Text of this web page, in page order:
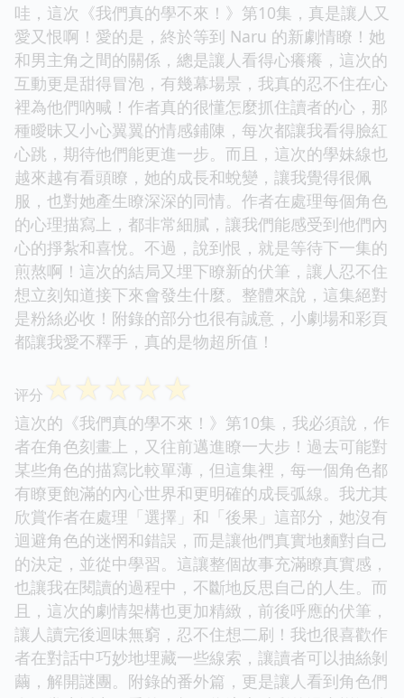
哇，這次《我們真的學不來！》第10集，真是讓人又
愛又恨啊！愛的是，終於等到 Naru 的新劇情瞭！她
和男主角之間的關係，總是讓人看得心癢癢，這次的
互動更是甜得冒泡，有幾幕場景，我真的忍不住在心
裡為他們吶喊！作者真的很懂怎麼抓住讀者的心，那
種曖昧又小心翼翼的情感鋪陳，每次都讓我看得臉紅
心跳，期待他們能更進一步。而且，這次的學妹線也
越來越有看頭瞭，她的成長和蛻變，讓我覺得很佩
服，也對她產生瞭深深的同情。作者在處理每個角色
的心理描寫上，都非常細膩，讓我們能感受到他們內
心的掙紮和喜悅。不過，說到恨，就是等待下一集的
煎熬啊！這次的結局又埋下瞭新的伏筆，讓人忍不住
想立刻知道接下來會發生什麼。整體來說，這集絕對
是粉絲必收！附錄的部分也很有誠意，小劇場和彩頁
都讓我愛不釋手，真的是物超所值！
评分 ☆☆☆☆☆
這次的《我們真的學不來！》第10集，我必須說，作
者在角色刻畫上，又往前邁進瞭一大步！過去可能對
某些角色的描寫比較單薄，但這集裡，每一個角色都
有瞭更飽滿的內心世界和更明確的成長弧線。我尤其
欣賞作者在處理「選擇」和「後果」這部分，她沒有
迴避角色的迷惘和錯誤，而是讓他們真實地麵對自己
的決定，並從中學習。這讓整個故事充滿瞭真實感，
也讓我在閱讀的過程中，不斷地反思自己的人生。而
且，這次的劇情架構也更加精緻，前後呼應的伏筆，
讓人讀完後迴味無窮，忍不住想二刷！我也很喜歡作
者在對話中巧妙地埋藏一些線索，讓讀者可以抽絲剝
繭，解開謎團。附錄的番外篇，更是讓人看到角色們